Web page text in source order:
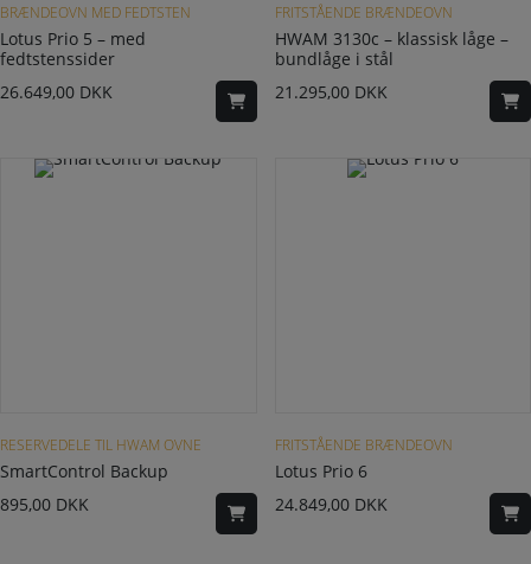
BRÆNDEOVN MED FEDTSTEN
Lotus Prio 5 – med
fedtstenssider
26.649,00 DKK
FRITSTÅENDE BRÆNDEOVN
HWAM 3130c – klassisk låge –
bundlåge i stål
21.295,00 DKK
RESERVEDELE TIL HWAM OVNE
SmartControl Backup
895,00 DKK
FRITSTÅENDE BRÆNDEOVN
Lotus Prio 6
24.849,00 DKK